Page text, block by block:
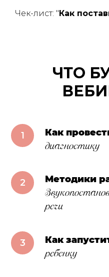
Чек-лист: "Как
ЧТО
Как
диагностику
Методики
речи
Как
ребенку